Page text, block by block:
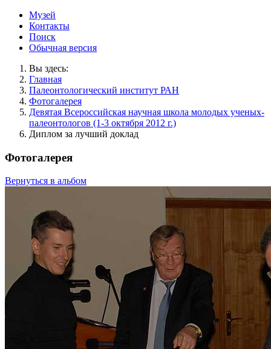
Музей
Контакты
Поиск
Обычная версия
Вы здесь:
Главная
Палеонтологический институт РАН
Фотогалерея
Девятая Всероссийская научная школа молодых ученых-
палеонтологов (1-3 октября 2012 г.)
Диплом за лучший доклад
Фотогалерея
Вернуться в альбом